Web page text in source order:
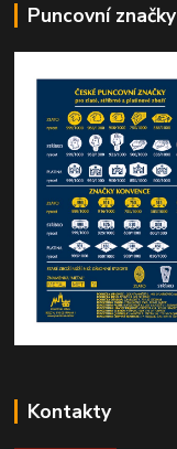
Puncovní značky
Kontakty